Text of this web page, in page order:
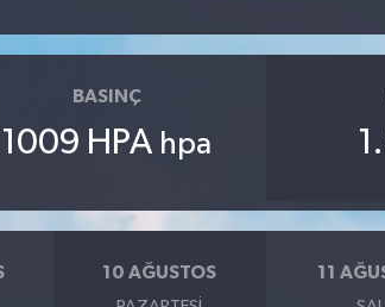
BASINÇ
1009 HPA hpa
10 AĞUSTOS 11